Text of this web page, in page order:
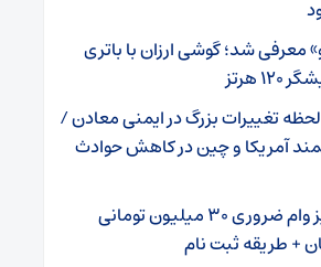
معرفی شد؛ گوشی ارزان با باتری
هرتز
تغییرات بزرگ در ایمنی معادن /
آمریکا و چین در کاهش حوادث
فوری | واریز وام ضروری ۳۰ میلیون تومانی
+ طریقه ثبت نام